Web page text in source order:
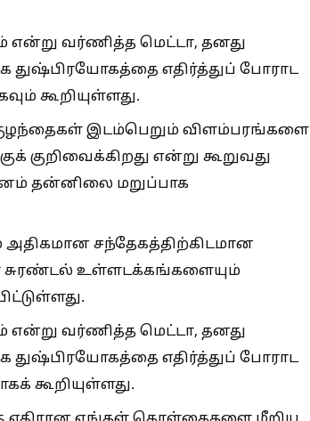
என்று வர்ணித்த மெட்டா, தனது
எதிர்த்துப் போராட
கூறியுள்ளது.
இடம்பெறும் விளம்பரங்களை
குறிவைக்கிறது என்று கூறுவது
தன்னிலை மறுப்பாக
சந்தேகத்திற்கிடமான
சுரண்டல் உள்ளடக்கங்களையும்
என்று வர்ணித்த மெட்டா, தனது
எதிர்த்துப் போராட
கூறியுள்ளது.